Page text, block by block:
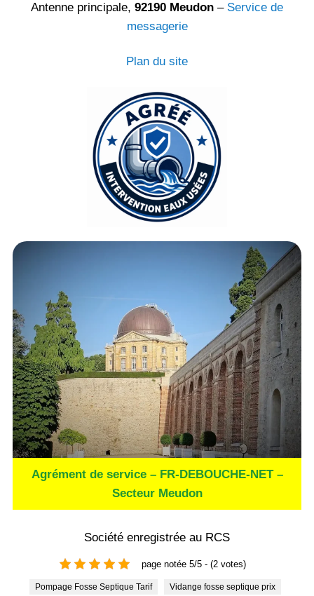
Antenne principale, 92190 Meudon – Service de
messagerie
Plan du site
Agrément de service – FR-DEBOUCHE-NET –
Secteur Meudon
Société enregistrée au RCS
page notée 5/5 - (2 votes)
Pompage Fosse Septique Tarif Vidange fosse septique prix